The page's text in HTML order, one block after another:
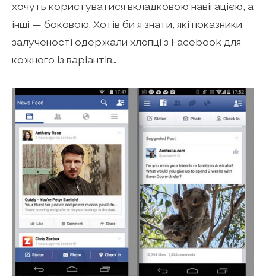
хочуть користуватися вкладковою навігацією, а
інші — боковою. Хотів би я знати, які показники
залученості одержали хлопці з Facebook для
кожного із варіантів…